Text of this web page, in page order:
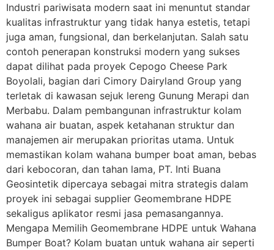
Industri pariwisata modern saat ini menuntut standar
kualitas infrastruktur yang tidak hanya estetis, tetapi
juga aman, fungsional, dan berkelanjutan. Salah satu
contoh penerapan konstruksi modern yang sukses
dapat dilihat pada proyek Cepogo Cheese Park
Boyolali, bagian dari Cimory Dairyland Group yang
terletak di kawasan sejuk lereng Gunung Merapi dan
Merbabu. Dalam pembangunan infrastruktur kolam
wahana air buatan, aspek ketahanan struktur dan
manajemen air merupakan prioritas utama. Untuk
memastikan kolam wahana bumper boat aman, bebas
dari kebocoran, dan tahan lama, PT. Inti Buana
Geosintetik dipercaya sebagai mitra strategis dalam
proyek ini sebagai supplier Geomembrane HDPE
sekaligus aplikator resmi jasa pemasangannya.
Mengapa Memilih Geomembrane HDPE untuk Wahana
Bumper Boat? Kolam buatan untuk wahana air seperti